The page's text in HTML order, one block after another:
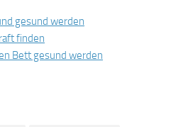
gesund werden
finden
Bett gesund werden